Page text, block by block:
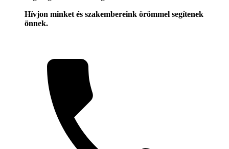
Hívjon minket és szakembereink örömmel segítenek
önnek.